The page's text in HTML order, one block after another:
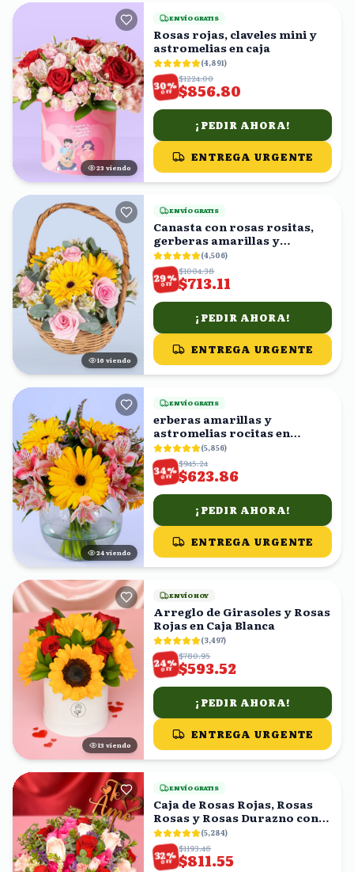
23 viendo
ENVÍO GRATIS
Rosas rojas, claveles mini y
astromelias en caja
(4,891)
30%
OFF
$1224.00
$856.80
¡PEDIR AHORA!
ENTREGA URGENTE
16 viendo
ENVÍO GRATIS
Canasta con rosas rositas,
gerberas amarillas y
astromelias blancas
(4,506)
29%
OFF
$1004.38
$713.11
¡PEDIR AHORA!
ENTREGA URGENTE
24 viendo
ENVÍO GRATIS
erberas amarillas y
astromelias rocitas en
florero (5,856)
34%
OFF
$945.24
$623.86
¡PEDIR AHORA!
ENTREGA URGENTE
13 viendo
ENVÍO HOY
Arreglo de Girasoles y Rosas
Rojas en Caja Blanca
(3,497)
24%
OFF
$780.95
$593.52
¡PEDIR AHORA!
ENTREGA URGENTE
ENVÍO GRATIS
Caja de Rosas Rojas, Rosas
Rosas y Rosas Durazno con
Topper 'Te Amo'
(5,284)
32%
OFF
$1193.46
$811.55